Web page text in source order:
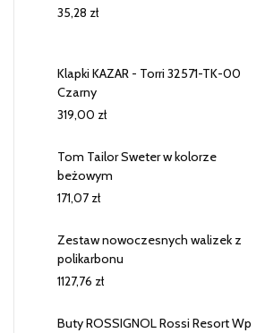
35,28 zł
Klapki KAZAR - Torri 32571-TK-00
Czarny
319,00 zł
Tom Tailor Sweter w kolorze
beżowym
171,07 zł
Zestaw nowoczesnych walizek z
polikarbonu
1127,76 zł
Buty ROSSIGNOL Rossi Resort Wp